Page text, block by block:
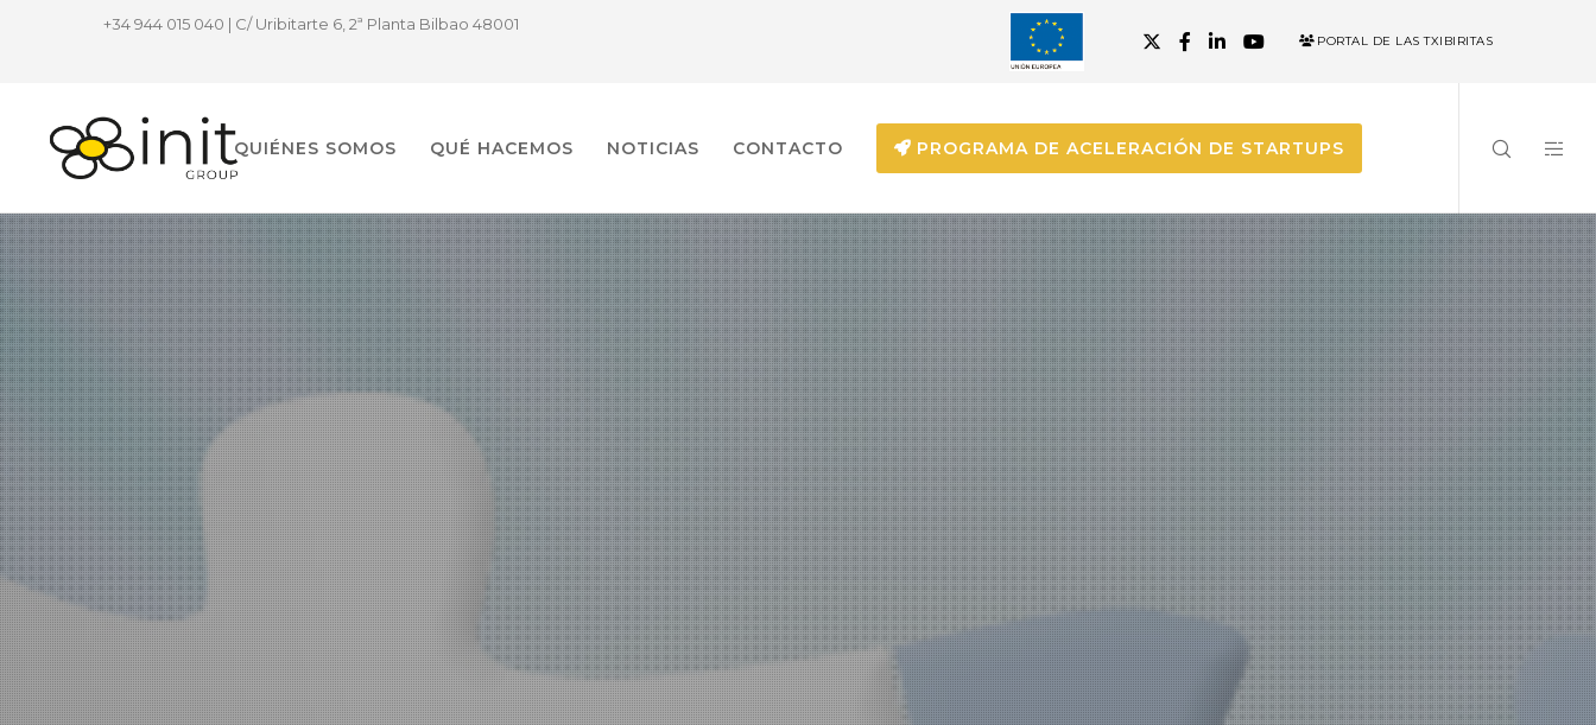
+34 944 015 040 | C/ Uribitarte 6, 2ª Planta Bilbao 48001
PORTAL DE LAS TXIBIRITAS
QUIÉNES SOMOS QUÉ HACEMOS NOTICIAS CONTACTO PROGRAMA DE ACELERACIÓN DE STARTUPS